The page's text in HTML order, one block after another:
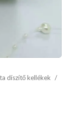
díszítő kellékek